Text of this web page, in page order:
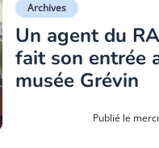
Archives
Un agent du
fait son entrée
musée Grévin
Publié le